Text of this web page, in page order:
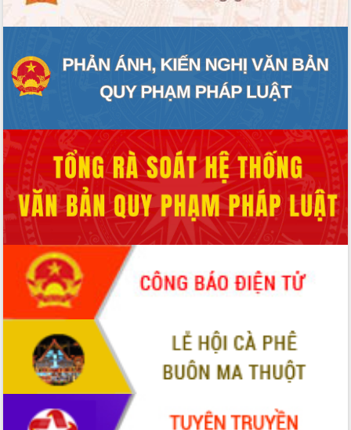
Bàn giải pháp tháo gỡ khó khăn trong
xuất khẩu sầu riêng và triển khai quy
Thứ trưởng Bộ Nông nghiệp và Môi
trường Nguyễn Hoàng Hiệp khảo sát
vùng trồng và doanh nghiệp đóng gói
Trình diễn nghệ thuật chế biến các
món ăn từ sầu riêng
Đắk Lắk công bố Quy hoạch và xúc
tiến đầu tư tỉnh
Ngành cá ngừ Đắk Lắk chủ động thích
ứng để giữ vững thị trường xuất khẩu
Diễn đàn Kinh tế tư nhân Việt Nam đột
phá cơ chế - Hợp tác công tư
Đề án 06 tạo bước ngoặt đột phá trong
cải cách hành chính tỉnh Đắk Lắk
Kết nối tour, đẩy mạnh chuyển đổi số
để phát triển du lịch Đắk Lắk
Khởi động Dự án Đầu tư xây dựng hạ
tầng kỹ thuật Cụm công nghiệp Tân
Gặp mặt các cơ quan báo chí nhân Kỷ
niệm 101 năm Ngày Báo chí Cách
mạng Việt Nam